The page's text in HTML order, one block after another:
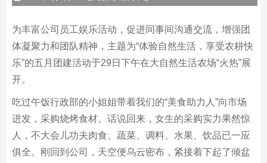
为丰富公司员工娱乐活动，促进同事间沟通交流，增强团
体凝聚力和团队精神，主题为“体验自然生活，享受农耕快
乐”的五月团建活动于29日下午在大自然生活农场“火热”展
开。
吃过午饭行政部的小姐姐带着我们的“美食助力人”向市场
进发，采购烧烤食材。话说回来，女生的采购实力果然惊
人，不大会儿功夫肉食、蔬菜、调料、水果、饮品已一应
俱全。刚回到公司，天空便乌云密布，紧接着下起了倾盆